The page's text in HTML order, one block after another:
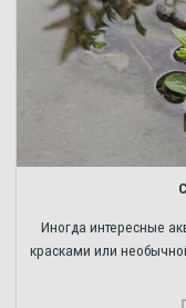
Иногда интересные
красками или